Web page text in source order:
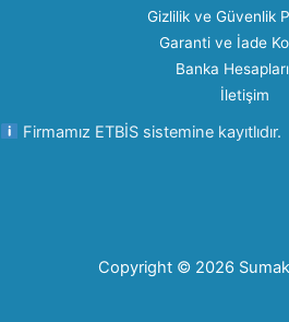
Gizlilik ve Güvenlik
Garanti ve İade
Banka
İletişim
Firmamız ETBİS sistemine kayıtlıdır.
Copyright © 2026